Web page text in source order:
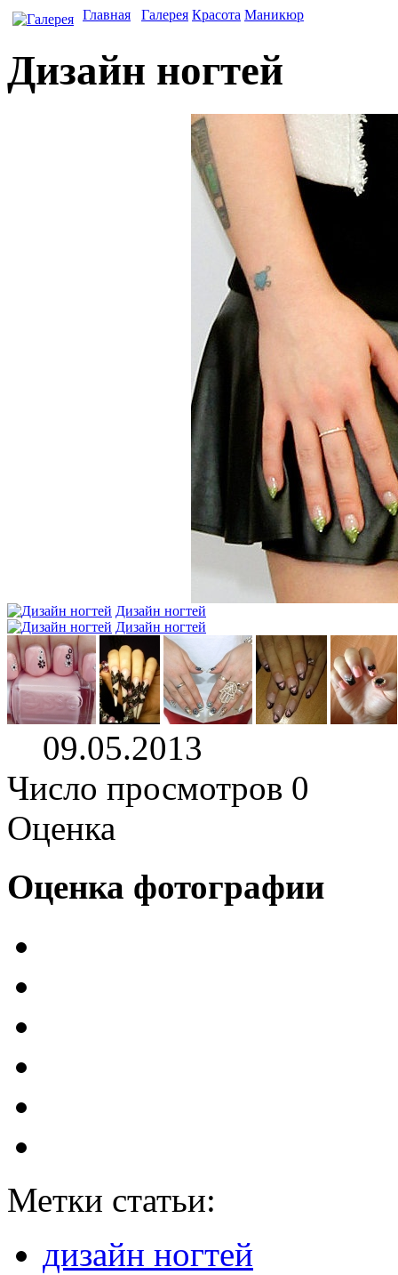
Главная Галерея Красота Маникюр
Дизайн ногтей
Дизайн ногтей
Дизайн ногтей
09.05.2013
Число просмотров 0
Оценка
Оценка фотографии
Метки статьи:
дизайн ногтей